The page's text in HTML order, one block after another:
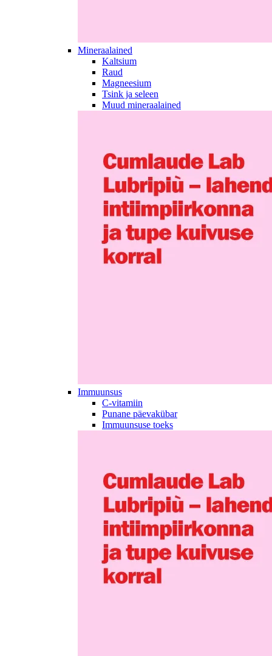
Mineraalained
Kaltsium
Raud
Magneesium
Tsink ja seleen
Muud mineraalained
Immuunsus
C-vitamiin
Punane päevakübar
Immuunsuse toeks